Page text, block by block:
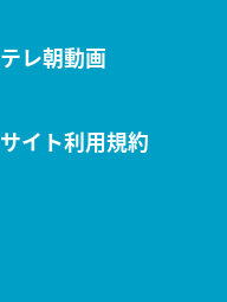
テレ朝動画
サイト利用規約